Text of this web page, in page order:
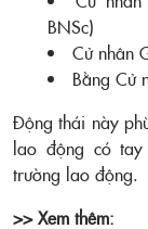
BNSc)
Cử nhân
Bằng Cử
Động thái này
lao động có
trường lao động.
>> Xem thêm: